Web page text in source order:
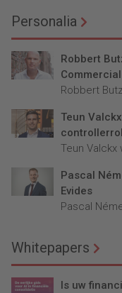
Personalia
Robbert
Robbert
Teun
Teun
Pascal
Evides
Pascal
Whitepapers
Is uw